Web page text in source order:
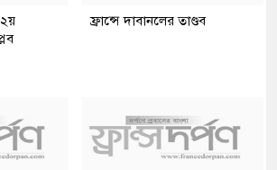
ফ্রান্সে দাবানলের তাণ্ডব